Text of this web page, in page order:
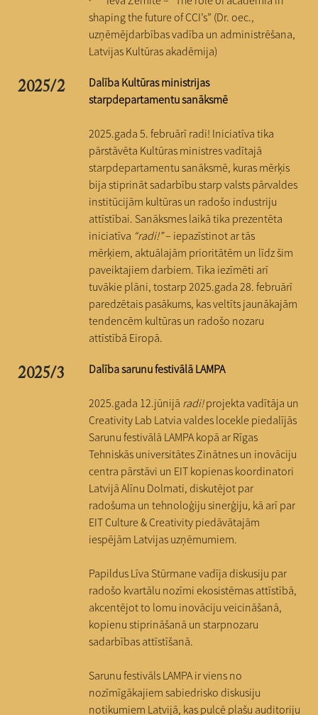
shaping the future of CCI’s” (Dr. oec.,
uzņēmējdarbības vadība un administrēšana,
Latvijas Kultūras akadēmija)
2025/2
Dalība Kultūras ministrijas
starpdepartamentu sanāksmē
2025.gada 5. februārī radi! Iniciatīva tika
pārstāvēta Kultūras ministres vadītajā
starpdepartamentu sanāksmē, kuras mērķis
bija stiprināt sadarbību starp valsts pārvaldes
institūcijām kultūras un radošo industriju
attīstībai. Sanāksmes laikā tika prezentēta
iniciatīva “radi!”– iepazīstinot ar tās
mērķiem, aktuālajām prioritātēm un līdz šim
paveiktajiem darbiem. Tika iezīmēti arī
tuvākie plāni, tostarp 2025.gada 28. februārī
paredzētais pasākums, kas veltīts jaunākajām
tendencēm kultūras un radošo nozaru
attīstībā Eiropā.
2025/3 Dalība sarunu festivālā LAMPA
2025.gada 12.jūnijā radi!projekta vadītāja un
Creativity Lab Latvia valdes locekle piedalījās
Sarunu festivālā LAMPA kopā ar Rīgas
Tehniskās universitātes Zinātnes un inovāciju
centra pārstāvi un EIT kopienas koordinatori
Latvijā Alīnu Dolmati, diskutējot par
radošuma un tehnoloģiju sinerģiju, kā arī par
EIT Culture & Creativity piedāvātajām
iespējām Latvijas uzņēmumiem.
Papildus Līva Stūrmane vadīja diskusiju par
radošo kvartālu nozīmi ekosistēmas attīstībā,
akcentējot to lomu inovāciju veicināšanā,
kopienu stiprināšanā un starpnozaru
sadarbības attīstīšanā.
Sarunu festivāls LAMPA ir viens no
nozīmīgākajiem sabiedrisko diskusiju
notikumiem Latvijā, kas pulcē plašu auditoriju